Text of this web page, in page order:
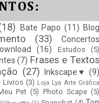
Bate Papo (11) Blog
(33)
Concertos
(16) Estudos
(5)
(7) Frases e Textos
(27) Inkscape♥ (9)
Livros (3) Loja Lya Arte Gráfica
Pet (5) Photo Scape (5)